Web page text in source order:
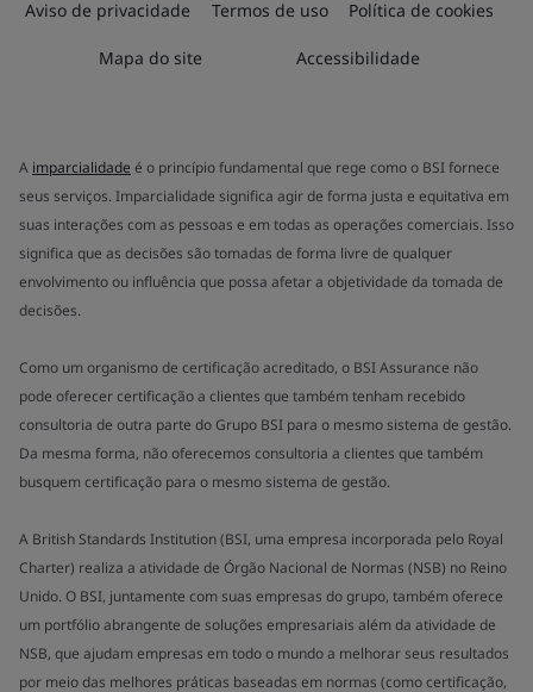
Aviso de privacidade Termos de uso Política de cookies
Mapa do site Accessibilidade
A imparcialidade é o princípio fundamental que rege como o BSI fornece
seus serviços. Imparcialidade significa agir de forma justa e equitativa em
suas interações com as pessoas e em todas as operações comerciais. Isso
significa que as decisões são tomadas de forma livre de qualquer
envolvimento ou influência que possa afetar a objetividade da tomada de
decisões.
Como um organismo de certificação acreditado, o BSI Assurance não
pode oferecer certificação a clientes que também tenham recebido
consultoria de outra parte do Grupo BSI para o mesmo sistema de gestão.
Da mesma forma, não oferecemos consultoria a clientes que também
busquem certificação para o mesmo sistema de gestão.
A British Standards Institution (BSI, uma empresa incorporada pelo Royal
Charter) realiza a atividade de Órgão Nacional de Normas (NSB) no Reino
Unido. O BSI, juntamente com suas empresas do grupo, também oferece
um portfólio abrangente de soluções empresariais além da atividade de
NSB, que ajudam empresas em todo o mundo a melhorar seus resultados
por meio das melhores práticas baseadas em normas (como certificação,